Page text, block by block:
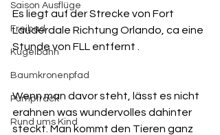
Saison Ausflüge
Freibad
Kugelbahn
Baumkronenpfad
Pumptrack
Rund ums Kind
Es liegt auf der Strecke von Fort
Lauderdale Richtung Orlando, ca eine
Stunde von FLL entfernt .
Wenn man davor steht, lässt es nicht
erahnen was wundervolles dahinter
steckt. Man kommt den Tieren ganz